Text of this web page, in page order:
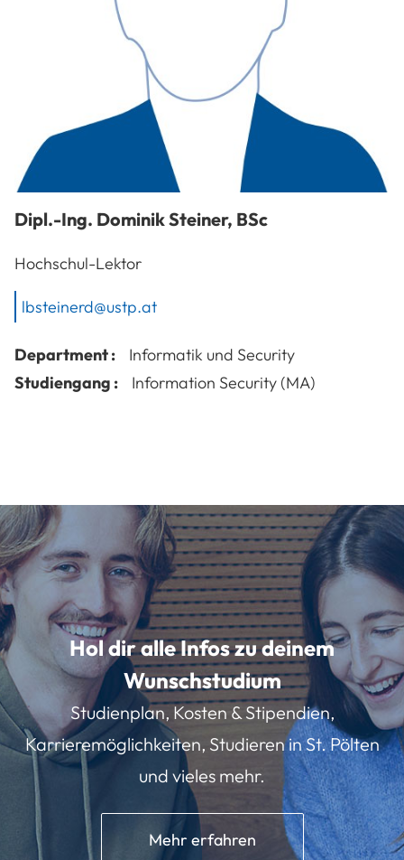
Dipl.-Ing. DominikSteiner, BSc
Hochschul-Lektor
lbsteinerd@ustp.at
Department :
Informatik und Security
Studiengang :
Information Security (MA)
Hol dir alle Infos zu deinem
Wunschstudium
Studienplan, Kosten & Stipendien,
Karrieremöglichkeiten, Studieren in St. Pölten
und vieles mehr.
Mehr erfahren